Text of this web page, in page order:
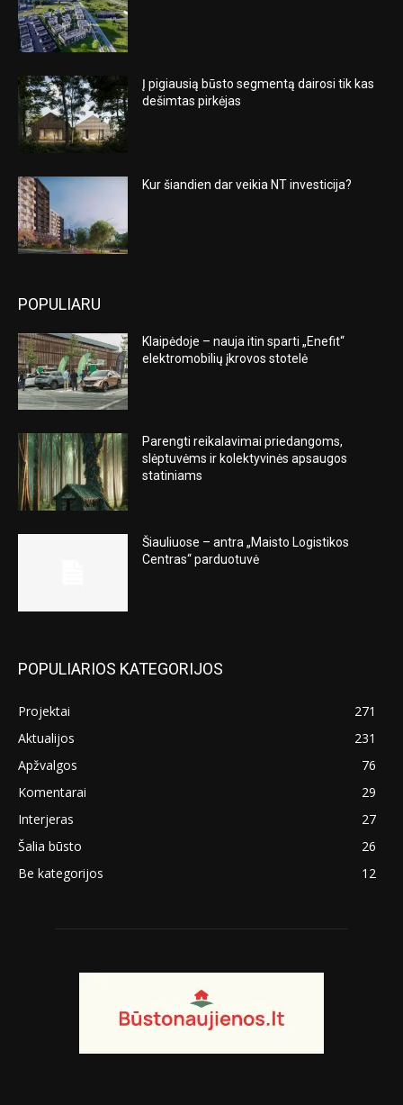
Į pigiausią būsto segmentą dairosi tik kas
dešimtas pirkėjas
Kur šiandien dar veikia NT investicija?
POPULIARU
Klaipėdoje – nauja itin sparti „Enefit“
elektromobilių įkrovos stotelė
Parengti reikalavimai priedangoms,
slėptuvėms ir kolektyvinės apsaugos
statiniams
Šiauliuose – antra „Maisto Logistikos
Centras“ parduotuvė
POPULIARIOS KATEGORIJOS
Projektai
271
Aktualijos
231
Apžvalgos
76
Komentarai
29
Interjeras
27
Šalia būsto
26
Be kategorijos
12